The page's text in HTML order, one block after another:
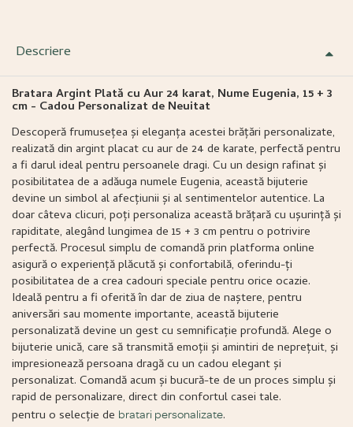
Descriere
Bratara Argint Plată cu Aur 24 karat, Nume Eugenia, 15 + 3
cm - Cadou Personalizat de Neuitat
Descoperă frumusețea și eleganța acestei brățări personalizate,
realizată din argint placat cu aur de 24 de karate, perfectă pentru
a fi darul ideal pentru persoanele dragi. Cu un design rafinat și
posibilitatea de a adăuga numele Eugenia, această bijuterie
devine un simbol al afecțiunii și al sentimentelor autentice. La
doar câteva clicuri, poți personaliza această brățară cu ușurință și
rapiditate, alegând lungimea de 15 + 3 cm pentru o potrivire
perfectă. Procesul simplu de comandă prin platforma online
asigură o experiență plăcută și confortabilă, oferindu-ți
posibilitatea de a crea cadouri speciale pentru orice ocazie.
Ideală pentru a fi oferită în dar de ziua de naștere, pentru
aniversări sau momente importante, această bijuterie
personalizată devine un gest cu semnificație profundă. Alege o
bijuterie unică, care să transmită emoții și amintiri de neprețuit, și
impresionează persoana dragă cu un cadou elegant și
personalizat. Comandă acum și bucură-te de un proces simplu și
rapid de personalizare, direct din confortul casei tale.
pentru o selecție de bratari personalizate.